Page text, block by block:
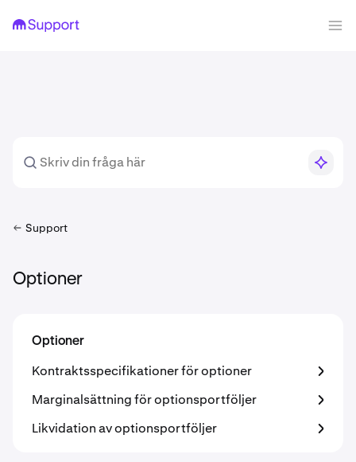
Support
Optioner
Optioner
Kontraktsspecifikationer för optioner
Marginalsättning för optionsportföljer
Likvidation av optionsportföljer